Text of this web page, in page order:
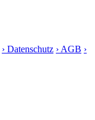
› Datenschutz › AGB ›